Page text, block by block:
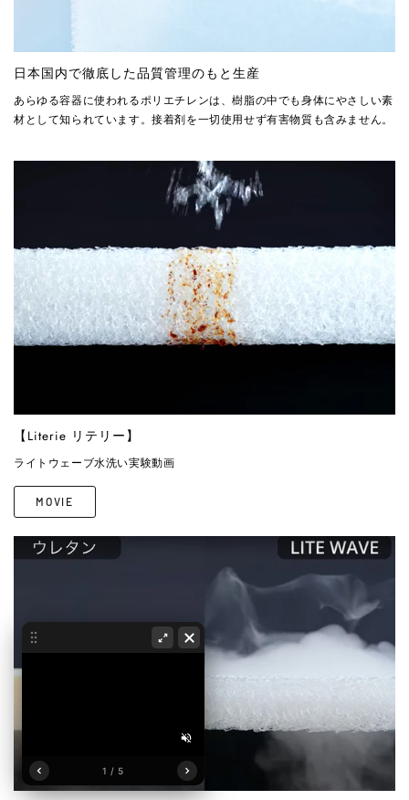
1 / 5
日本国内で徹底した品質管理のもと生産
あらゆる容器に使われるポリエチレンは、樹脂の中でも身体にやさしい素
材として知られています。接着剤を一切使用せず有害物質も含みません。
【Literie リテリー】
ライトウェーブ水洗い実験動画
MOVIE